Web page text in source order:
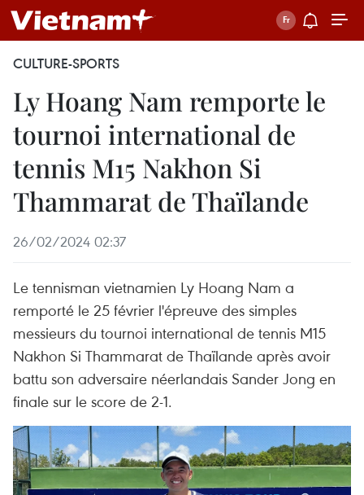
CULTURE-SPORTS
Ly Hoang Nam remporte le
tournoi international de
tennis M15 Nakhon Si
Thammarat de Thaïlande
26/02/2024 02:37
Le tennisman vietnamien Ly Hoang Nam a
remporté le 25 février l'épreuve des simples
messieurs du tournoi international de tennis M15
Nakhon Si Thammarat de Thaïlande après avoir
battu son adversaire néerlandais Sander Jong en
finale sur le score de 2-1.